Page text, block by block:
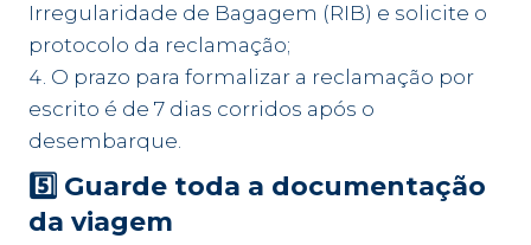
Irregularidade de Bagagem (RIB) e solicite o
protocolo da reclamação;
O prazo para formalizar a reclamação por
escrito é de 7 dias corridos após o
desembarque.
5️⃣ Guarde toda a documentação
da viagem